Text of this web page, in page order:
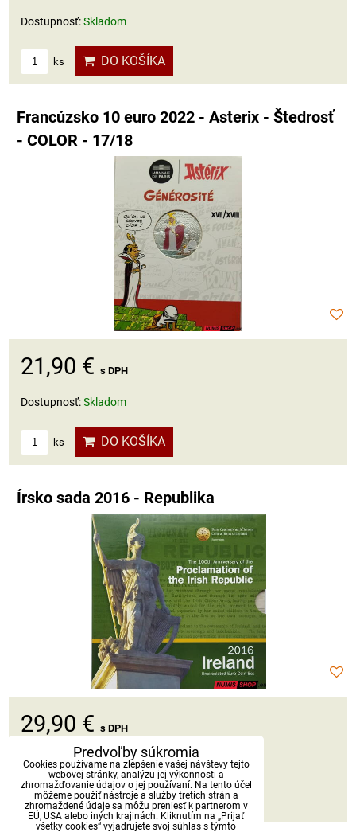
Dostupnosť:Skladom
ks DO KOŠÍKA
Francúzsko 10 euro 2022 - Asterix - Štedrosť
- COLOR - 17/18
21,90 € s DPH
Dostupnosť:Skladom
ks DO KOŠÍKA
Írsko sada 2016 - Republika
29,90 € s DPH
Dostupnosť:Skladom
ks DO KOŠÍKA
Predvoľby súkromia
Cookies používame na zlepšenie vašej návštevy tejto
webovej stránky, analýzu jej výkonnosti a
zhromažďovanie údajov o jej používaní. Na tento účel
môžeme použiť nástroje a služby tretích strán a
zhromaždené údaje sa môžu preniesť k partnerom v
EÚ, USA alebo iných krajinách. Kliknutím na „Prijať
všetky cookies“ vyjadrujete svoj súhlas s týmto